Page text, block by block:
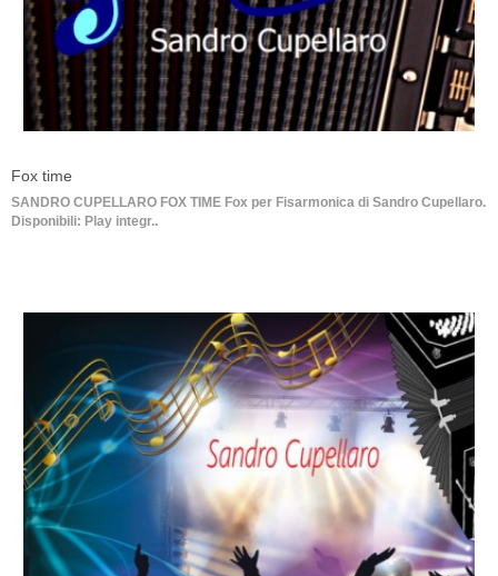
Fox time
SANDRO CUPELLARO FOX TIME Fox per Fisarmonica di Sandro Cupellaro.
Disponibili: Play integr..